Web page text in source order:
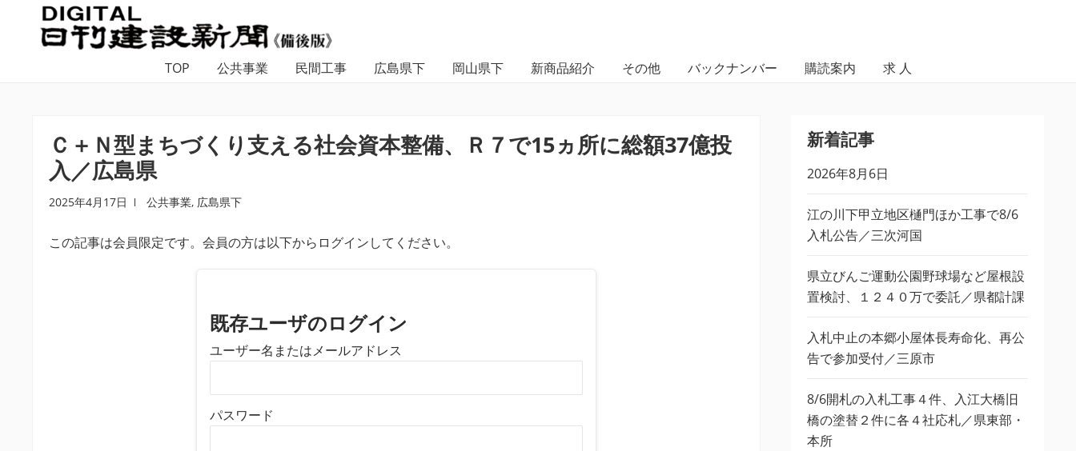
ナ
ビ
ゲ
コ
ン
テ
TOP 公共事業 民間工事 広島県下 岡山県下 新商品紹介 その他 バックナンバー 購読案内 求 人
Ｃ＋Ｎ型まちづくり支える社会資本整備、Ｒ７で15ヵ所に総額37億投
入／広島県
2025年4月17日 公共事業, 広島県下
この記事は会員限定です。会員の方は以下からログインしてください。
既存ユーザのログイン
ユーザー名またはメールアドレス
パスワード
新着記事
2026年8月6日
江の川下甲立地区樋門ほか工事で8/6
入札公告／三次河国
県立びんご運動公園野球場など屋根設
置検討、１２４０万で委託／県都計課
入札中止の本郷小屋体長寿命化、再公
告で参加受付／三原市
8/6開札の入札工事４件、入江大橋旧
橋の塗替２件に各４社応札／県東部・
本所